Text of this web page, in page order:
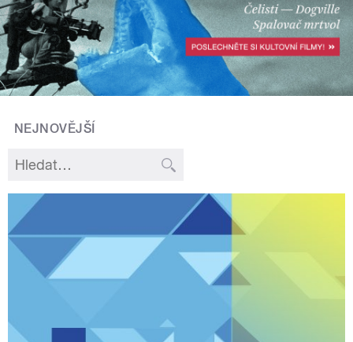
NEJNOVĚJŠÍ